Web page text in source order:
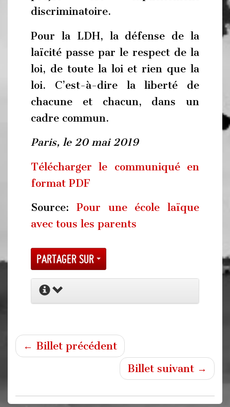
discriminatoire.
Pour la LDH, la défense de la
laïcité passe par le respect de la
loi, de toute la loi et rien que la
loi. C’est-à-dire la liberté de
chacune et chacun, dans un
cadre commun.
Paris, le 20 mai 2019
Télécharger le communiqué en
format PDF
Source: Pour une école laïque
avec tous les parents
Partager sur
← Billet précédent
Billet suivant →